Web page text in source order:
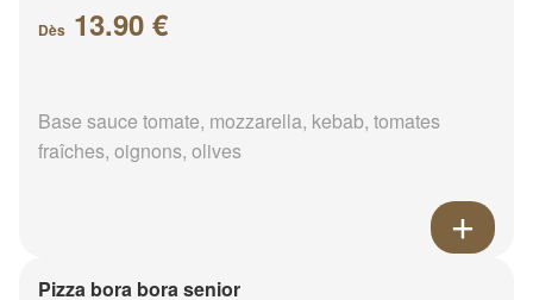
Dès 13.90 €
Base sauce tomate, mozzarella, kebab, tomates
fraîches, oignons, olives
Pizza bora bora senior